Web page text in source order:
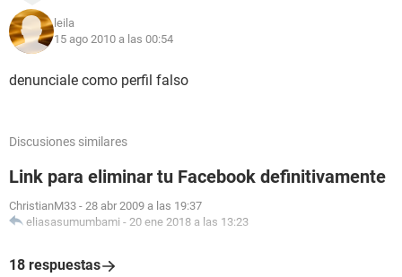
leila
15 ago 2010 a las 00:54
denunciale como perfil falso
Discusiones similares
Link para eliminar tu Facebook definitivamente
ChristianM33 - 28 abr 2009 a las 19:37
eliasasumumbami - 20 ene 2018 a las 13:23
18 respuestas